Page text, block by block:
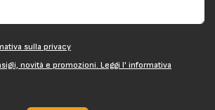
sulla privacy
novità e promozioni. Leggi l' informativa